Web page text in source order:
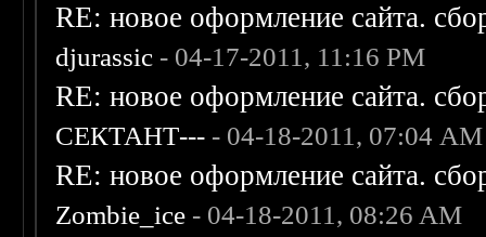
RE: новое оформление сайта.
djurassic - 04-17-2011, 11:16 PM
RE: новое оформление сайта.
СЕКТАНТ--- - 04-18-2011, 07:04 AM
RE: новое оформление сайта.
Zombie_ice - 04-18-2011, 08:26 AM